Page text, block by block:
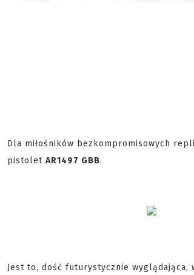
Dla miłośników bezkompromisowych
pistolet AR1497 GBB.
Jest to, dość futurystycznie